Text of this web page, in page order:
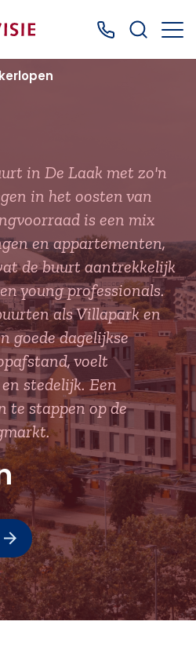
Bel ons: 0499
in De Laak met zo'n
in het oosten van
is een mix
en appartementen,
de buurt aantrekkelijk
young professionals.
als Villapark en
goede dagelijkse
voelt
stedelijk. Een
te stappen op de